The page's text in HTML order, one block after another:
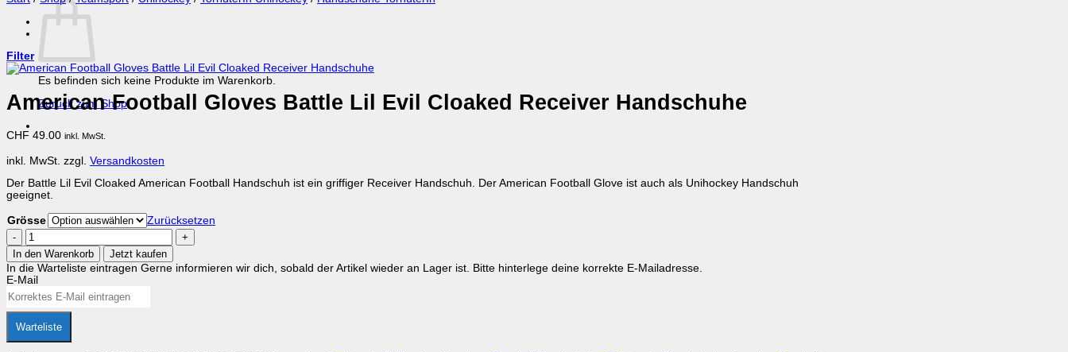
Es befinden sich keine Produkte im Warenkorb.
Zurück zum Shop
Filter
American Football Gloves Battle Lil Evil Cloaked Receiver Handschuhe
CHF 49.00 inkl. MwSt.
inkl. MwSt. zzgl. Versandkosten
Der Battle Lil Evil Cloaked American Football Handschuh ist ein griffiger Receiver Handschuh. Der American Football Glove ist auch als Unihockey Handschuh
geeignet.
Grösse
Zurücksetzen
American
Football
Gloves
Battle
Lil
Evil
Handschuhe
Menge
In den Warenkorb
Jetzt kaufen
In die Warteliste eintragen Gerne informieren wir dich, sobald der Artikel wieder an Lager ist. Bitte hinterlege deine korrekte E-Mailadresse.
E-Mail
Warteliste